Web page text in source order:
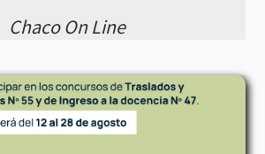
Chaco On Line